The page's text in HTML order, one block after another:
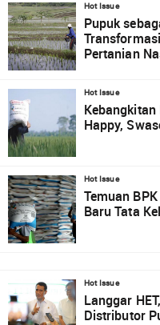
Hot Issue
Pupuk
Pertanian
Hot Issue
Happy,
Hot Issue
Temuan
Baru Tata
Hot Issue
Langgar
Distributor